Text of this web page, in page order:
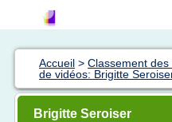
Accueil > Classement
de vidéos: Brigitte
Brigitte Seroiser